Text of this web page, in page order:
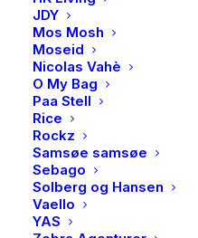
JDY
Mos Mosh
Moseid
Nicolas Vahè
O My Bag
Paa Stell
Rice
Rockz
Samsøe samsøe
Sebago
Solberg og Hansen
Vaello
YAS
BESKRIVELSE
Lekkert enkelt armbånd,
stor.